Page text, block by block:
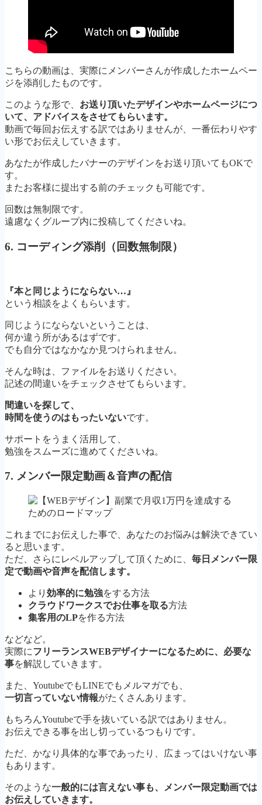
こちらの動画は、実際にメンバーさんが作成したホームペー
ジを添削したものです。
このような形で、 お送り頂いたデザインやホームページにつ
いて、アドバイスをさせてもらいます。
動画で毎回お伝えする訳ではありませんが、一番伝わりやす
い形でお伝えしていきます。
あなたが作成したバナーのデザインをお送り頂いてもOKで
す。
またお客様に提出する前のチェックも可能です。
回数は無制限です。
遠慮なくグループ内に投稿してくださいね。
6. コーディング添削（回数無制限）
『本と同じようにならない…』
という相談をよくもらいます。
同じようにならないということは、
何か違う所があるはずです。
でも自分ではなかなか見つけられません。
そんな時は、ファイルをお送りください。
記述の間違いをチェックさせてもらいます。
間違いを探して、
時間を使うのはもったいないです。
サポートをうまく活用して、
勉強をスムーズに進めてくださいね。
7. メンバー限定動画＆音声の配信
これまでにお伝えした事で、あなたのお悩みは解決できてい
ると思います。
ただ、さらにレベルアップして頂くために、 毎日メンバー限
定で動画や音声を配信します。
より 効率的に勉強をする方法
クラウドワークスでお仕事を取る方法
集客用のLPを作る方法
などなど。
実際にフリーランスWEBデザイナーになるために、必要な
事を解説していきます。
また、YoutubeでもLINEでもメルマガでも、
一切言っていない情報がたくさんあります。
もちろんYoutubeで手を抜いている訳ではありません。
お伝えできる事を出し切っているつもりです。
ただ、かなり具体的な事であったり、広まってはいけない事
もあります。
そのような一般的には言えない事も、メンバー限定動画では
お伝えしていきます。